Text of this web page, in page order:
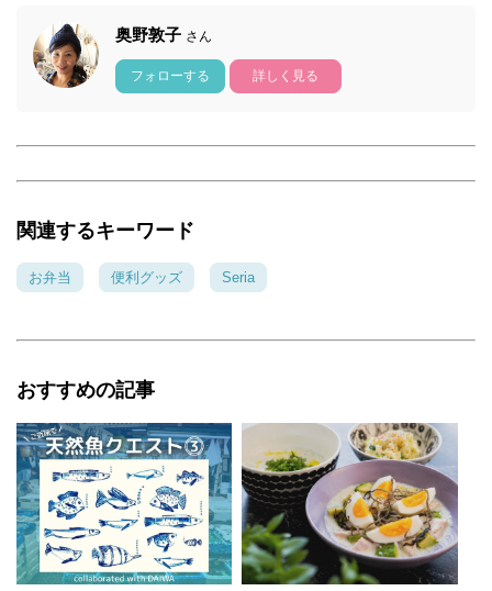
奥野敦子 さん
フォローする 詳しく見る
関連するキーワード
お弁当 便利グッズ Seria
おすすめの記事